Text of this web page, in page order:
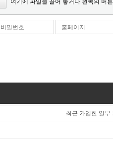
비밀번호 홈페이지
최근 가입한 일